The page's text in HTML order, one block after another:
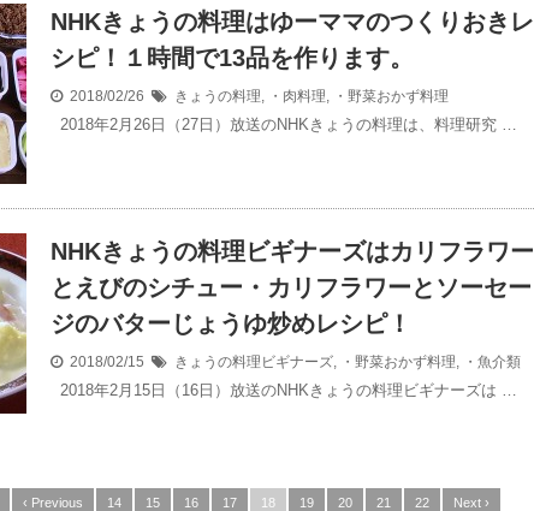
NHKきょうの料理はゆーママのつくりおきレ
シピ！１時間で13品を作ります。
2018/02/26 きょうの料理, ・肉料理, ・野菜おかず料理
2018年2月26日（27日）放送のNHKきょうの料理は、料理研究 …
NHKきょうの料理ビギナーズはカリフラワー
とえびのシチュー・カリフラワーとソーセー
ジのバターじょうゆ炒めレシピ！
2018/02/15 きょうの料理ビギナーズ, ・野菜おかず料理, ・魚介類
2018年2月15日（16日）放送のNHKきょうの料理ビギナーズは …
‹ Previous 14 15 16 17 18 19 20 21 22 Next ›